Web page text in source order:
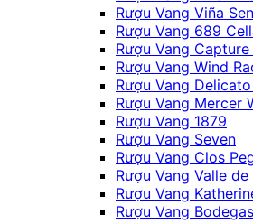
Rượu Vang Viña
Rượu Vang 689
Rượu Vang
Rượu Vang Wind
Rượu Vang
Rượu Vang Mercer
Rượu Vang 1879
Rượu Vang Seven
Rượu Vang Clos
Rượu Vang Valle
Rượu Vang
Rượu Vang